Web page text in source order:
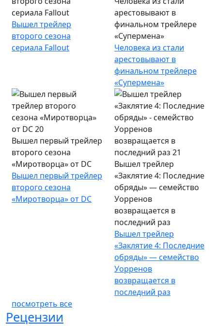
сериала Fallout
Вышел трейлер
второго сезона
сериала Fallout
арестовывают в
финальном трейлере
«Супермена»
Человека из стали
арестовывают в
финальном трейлере
«Супермена»
Вышел первый трейлер
второго сезона
«Миротворца» от DC
Вышел первый трейлер
второго сезона
«Миротворца» от DC
Вышел трейлер
«Заклятие 4: Последние
обряды» — семейство
Уорренов
возвращается в
последний раз
Вышел трейлер
«Заклятие 4: Последние
обряды» — семейство
Уорренов
возвращается в
последний раз
посмотреть все
Рецензии